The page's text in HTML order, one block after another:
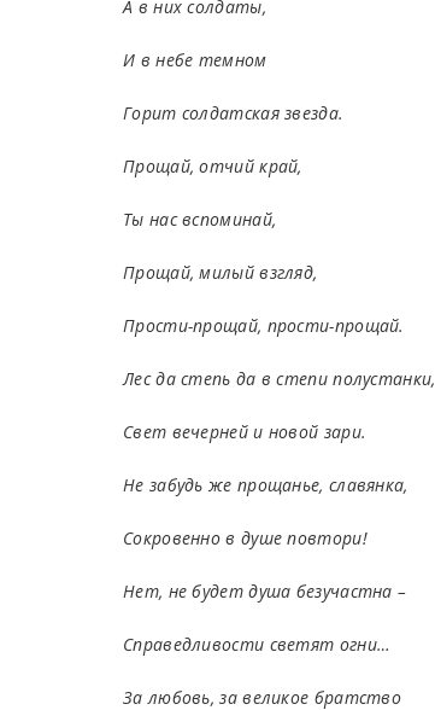
А в них солдаты,
И в небе темном
Горит солдатская звезда.
Прощай, отчий край,
Ты нас вспоминай,
Прощай, милый взгляд,
Прости-прощай, прости-прощай.
Лес да степь да в степи полустанки,
Свет вечерней и новой зари.
Не забудь же прощанье, славянка,
Сокровенно в душе повтори!
Нет, не будет душа безучастна –
Справедливости светят огни…
За любовь, за великое братство